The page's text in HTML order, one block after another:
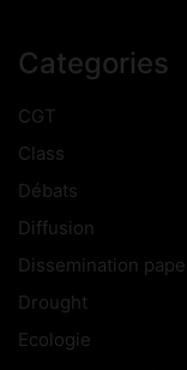
Categories
CGT
Class
Débats
Diffusion
Dissemination
Drought
Ecologie